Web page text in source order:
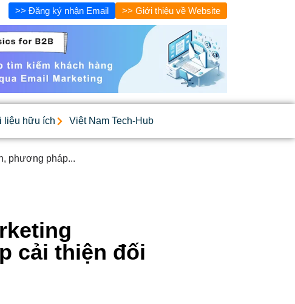
>> Giới thiệu về Website
>> Đăng ký nhận Email
liệu hữu ích Việt Nam Tech-Hub
phương pháp...
cải thiện đối